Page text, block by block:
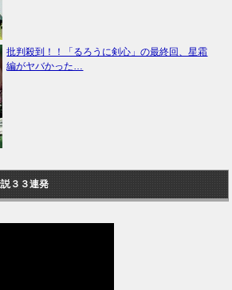
批判殺到！！「るろうに剣心」の最終回、星霜
編がヤバかった…
３３連発